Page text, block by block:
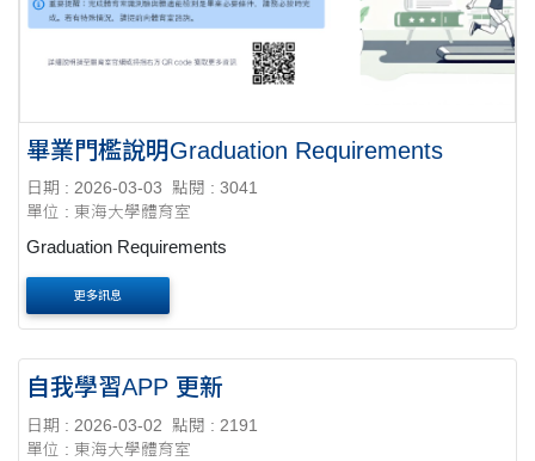
畢業門檻說明Graduation Requirements
日期 : 2026-03-03
點閱 : 3041
單位 : 東海大學體育室
Graduation Requirements
更多訊息
自我學習APP 更新
日期 : 2026-03-02
點閱 : 2191
單位 : 東海大學體育室